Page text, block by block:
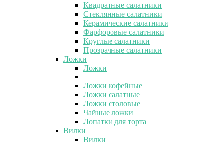
Квадратные салатники
Стеклянные салатники
Керамические салатники
Фарфоровые салатники
Круглые салатники
Прозрачные салатники
Ложки
Ложки
Ложки кофейные
Ложки салатные
Ложки столовые
Чайные ложки
Лопатки для торта
Вилки
Вилки